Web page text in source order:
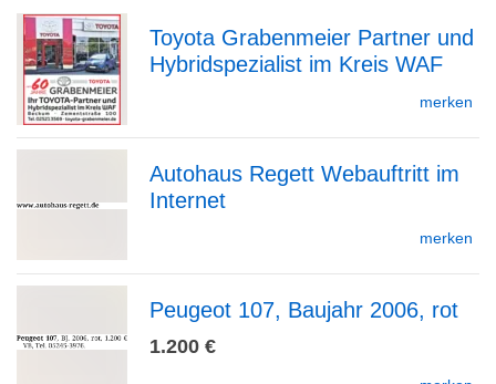
Detailseite
Toyota Grabenmeier Partner und
Hybridspezialist im Kreis WAF
merken
zur
Detailseite
Autohaus Regett Webauftritt im
Internet
merken
zur
Peugeot 107, Baujahr 2006, rot
1.200 €